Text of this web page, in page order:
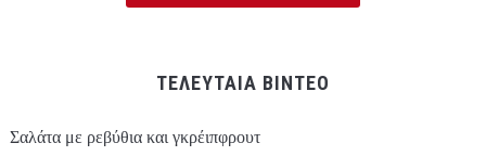
ΤΕΛΕΥΤΑΙΑ ΒΙΝΤΕΟ
Σαλάτα με ρεβύθια και γκρέιπφρουτ